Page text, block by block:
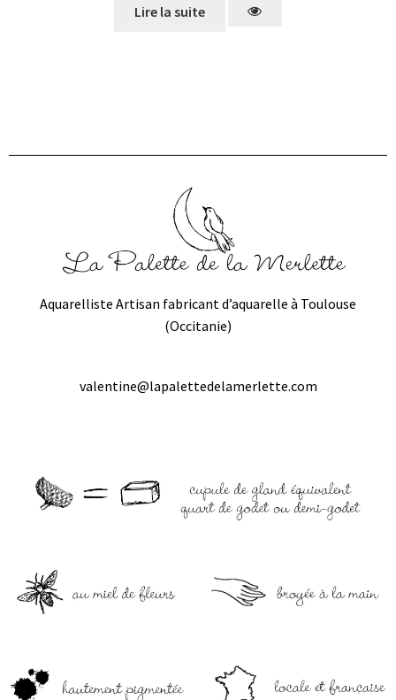
Lire la suite
Aquarelliste Artisan fabricant d’aquarelle à Toulouse
(Occitanie)
valentine@lapalettedelamerlette.com